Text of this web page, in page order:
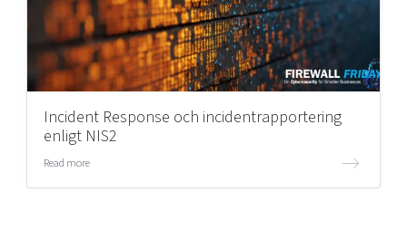
Incident Response och incidentrapportering
enligt NIS2
Read more